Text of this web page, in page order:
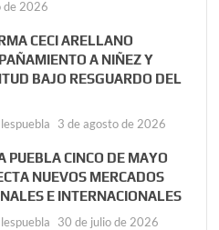
de 2026
CECI ARELLANO
A NIÑEZ Y
BAJO RESGUARDO DEL
3 de agosto de 2026
PUEBLA CINCO DE MAYO
NUEVOS MERCADOS
E INTERNACIONALES
30 de julio de 2026